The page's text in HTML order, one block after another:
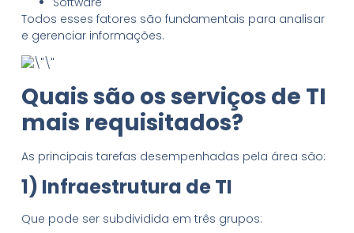
Todos esses fatores são fundamentais para analisar
e gerenciar informações.
Quais são os serviços de TI
mais requisitados?
As principais tarefas desempenhadas pela área são:
1) Infraestrutura de TI
Que pode ser subdividida em três grupos: